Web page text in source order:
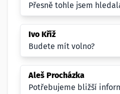
Přesně tohle jsem
Ivo Kříž
Budete mít volno?
Aleš Procházka
Potřebujeme bližší